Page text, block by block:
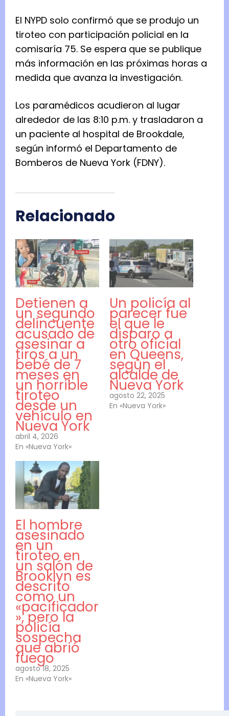
El NYPD solo confirmó que se produjo un
tiroteo con participación policial en la
comisaría 75. Se espera que se publique
más información en las próximas horas a
medida que avanza la investigación.
Los paramédicos acudieron al lugar
alrededor de las 8:10 p.m. y trasladaron a
un paciente al hospital de Brookdale,
según informó el Departamento de
Bomberos de Nueva York (FDNY).
Relacionado
Detienen a
un segundo
delincuente
acusado de
asesinar a
tiros a un
bebé de 7
meses en
un horrible
tiroteo
desde un
vehículo en
Nueva York
abril 4, 2026
En «Nueva York»
Un policía al
parecer fue
el que le
disparo a
otro oficial
en Queens,
según el
alcalde de
Nueva York
agosto 22, 2025
En «Nueva York»
El hombre
asesinado
en un
tiroteo en
un salón de
Brooklyn es
descrito
como un
«pacificador
», pero la
policía
sospecha
que abrió
fuego
agosto 18, 2025
En «Nueva York»